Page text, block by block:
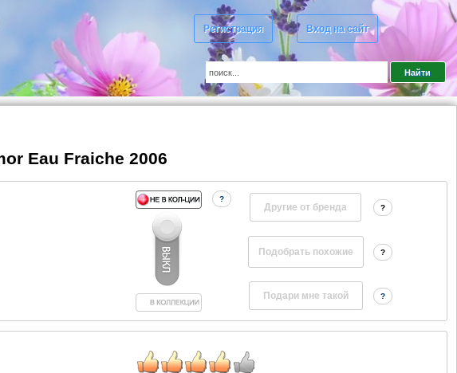
Регистрация Вход на сайт
Eau Fraiche 2006
?
Другие от бренда ?
?
?